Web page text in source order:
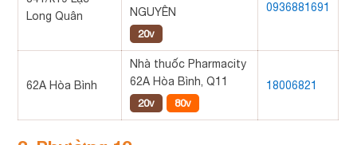
Long Quân
NGUYÊN
20v
0936881691
62A Hòa Bình
Nhà thuốc Pharmacity
62A Hòa Bình, Q11
20v 80v
18006821